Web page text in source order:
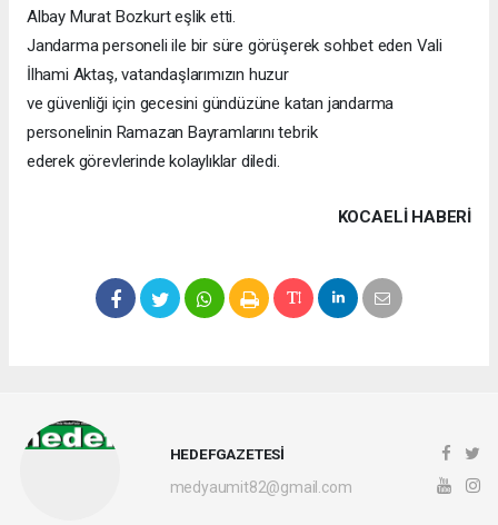
Albay Murat Bozkurt eşlik etti.
Jandarma personeli ile bir süre görüşerek sohbet eden Vali
İlhami Aktaş, vatandaşlarımızın huzur
ve güvenliği için gecesini gündüzüne katan jandarma
personelinin Ramazan Bayramlarını tebrik
ederek görevlerinde kolaylıklar diledi.
KOCAELI HABERİ
HEDEFGAZETESİ
medyaumit82@gmail.com